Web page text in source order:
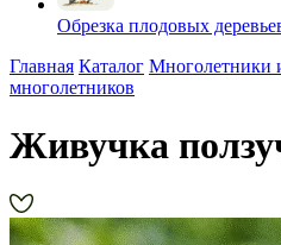
Обрезка плодовых
Главная Каталог Многолетники
многолетников
Живучка